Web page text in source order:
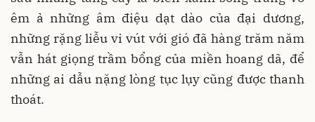
êm ả những âm điệu dạt dào của đại dương,
những rặng liễu vi vút với gió đã hàng trăm năm
vẫn hát giọng trầm bổng của miền hoang dã, để
những ai dẫu nặng lòng tục lụy cũng được thanh
thoát.